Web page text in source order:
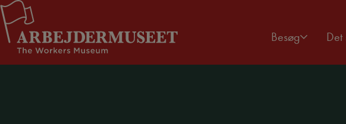
Hop
til
indholdet
Besøg Det